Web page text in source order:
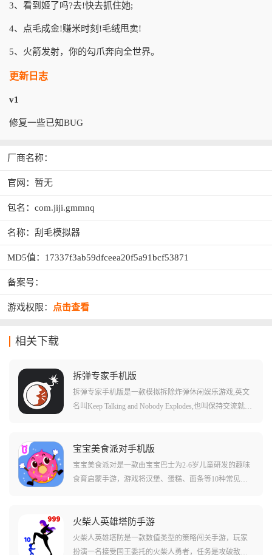
3、看到姬了吗?去!快去抓住她;
4、点毛成金!赚米时刻!毛绒甩卖!
5、火箭发射，你的勾爪奔向全世界。
更新日志
v1
修复一些已知BUG
厂商名称：
官网：暂无
包名：com.jiji.gmmnq
名称：刮毛模拟器
MD5值：17337f3ab59dfceea20f5a91bcf53871
备案号：
游戏权限： 点击查看
相关下载
拆弹专家手机版
拆弹专家手机版是一款模拟拆除炸弹休闲娱乐游戏,英文
名叫Keep Talking and Nobody Explodes,也叫保持交流就没
炸。在游戏中,玩家一方扮演拆弹者,目标是在伙伴的帮助
下拆除炸弹,另一方则扮演拆弹专家,通过使用拆弹手册指
引你完成拆弹任务。游戏内拆弹者看不到手册,专家也看
不及拆除发生爆炸,则闯关失败。
宝宝美食派对手机版
宝宝美食派对是一款由宝宝巴士为2-6岁儿童研发的趣味
食育启蒙手游，游戏将汉堡、蛋糕、面条等10种常见美
通过帮美食洗澡、换装、装饰等互动，孩子能自然而然
地认识食材，了解食物的制作过程，并建立起对食物的
初步认知。
火柴人英雄塔防手游
火柴人英雄塔防是一款数值类型的策略闯关手游，玩家
扮演一名接受国王委托的火柴人勇者，任务是攻破敌军